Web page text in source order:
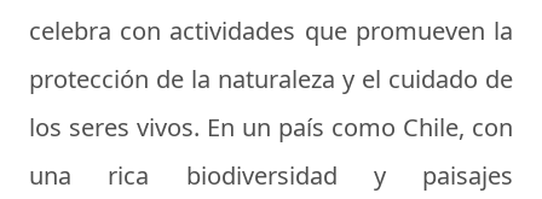
celebra con actividades que promueven la
protección de la naturaleza y el cuidado de
los seres vivos. En un país como Chile, con
una rica biodiversidad y paisajes